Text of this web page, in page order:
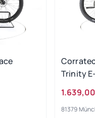
Trinity
81379